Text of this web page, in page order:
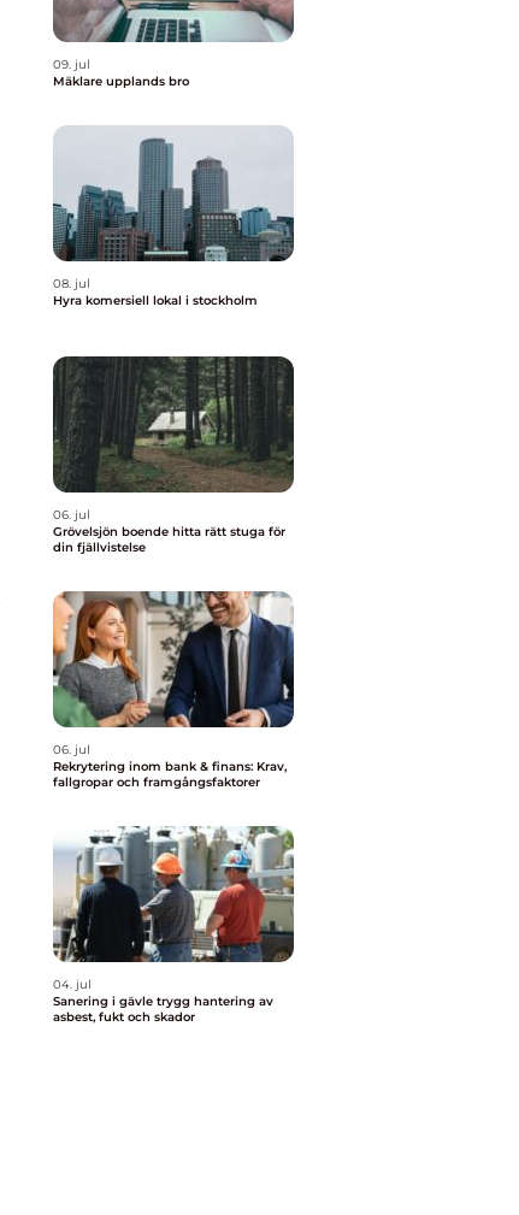
09. jul
Mäklare upplands bro
08. jul
Hyra komersiell lokal i stockholm
06. jul
Grövelsjön boende hitta rätt stuga för
din fjällvistelse
06. jul
Rekrytering inom bank & finans: Krav,
fallgropar och framgångsfaktorer
04. jul
Sanering i gävle trygg hantering av
asbest, fukt och skador